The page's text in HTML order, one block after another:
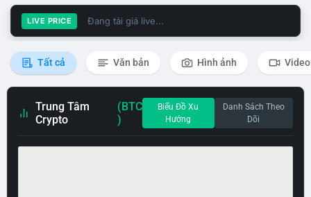
LIVE PRICE Đang tải giá live...
Tất cả Văn bản Hình ảnh Video
Trung Tâm
Crypto
(BTC
)
Biểu Đồ Xu
Hướng
Danh Sách Theo
Dõi